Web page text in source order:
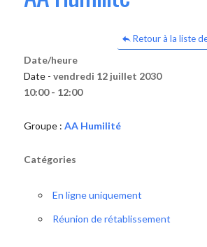
Retour à la liste
Date/heure
Date - vendredi 12 juillet 2030
10:00 - 12:00
Groupe : AA Humilité
Catégories
En ligne uniquement
Réunion de rétablissement